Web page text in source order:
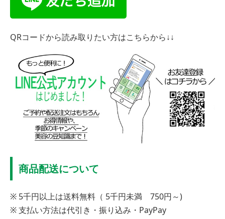
QRコードから読み取りたい方はこちらから↓↓
商品配送について
※ 5千円以上は送料無料（ 5千円未満 750円～)
※ 支払い方法は代引き・振り込み・PayPay